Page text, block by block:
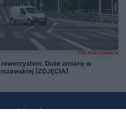
Dla mieszkańca
Duże zmiany w
[ZDJĘCIA]